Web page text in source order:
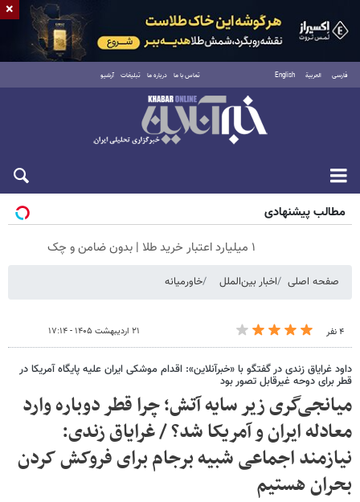
فارسی العربية English تماس با ما درباره ما تبلیغات آرشیو
جمعه ۱۶ مرداد ۱۴۰۵
مطالب پیشنهادی
۱ میلیارد اعتبار خرید طلا | بدون ضامن و چک
صفحه اصلی اخبار بین‌الملل خاورمیانه
۴ نفر ۲۱ اردیبهشت ۱۴۰۵ - ۱۷:۱۴
داود غرایاق زندی در گفتگو با «خبرآنلاین»: اقدام موشکی ایران علیه پایگاه آمریکا در
قطر برای دوحه غیرقابل تصور بود
میانجی‌گری زیر سایه آتش؛ چرا قطر دوباره وارد
معادله ایران و آمریکا شد؟ / غرایاق زندی:
نیازمند اجماعی شبیه برجام برای فروکش کردن
بحران هستیم
×